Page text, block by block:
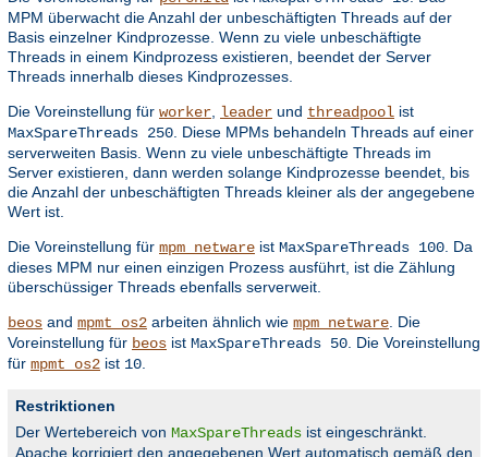
MPM überwacht die Anzahl der unbeschäftigten Threads auf der
Basis einzelner Kindprozesse. Wenn zu viele unbeschäftigte
Threads in einem Kindprozess existieren, beendet der Server
Threads innerhalb dieses Kindprozesses.
Die Voreinstellung für worker, leader und threadpool ist
MaxSpareThreads 250. Diese MPMs behandeln Threads auf einer
serverweiten Basis. Wenn zu viele unbeschäftigte Threads im
Server existieren, dann werden solange Kindprozesse beendet, bis
die Anzahl der unbeschäftigten Threads kleiner als der angegebene
Wert ist.
Die Voreinstellung für mpm_netware ist MaxSpareThreads 100. Da
dieses MPM nur einen einzigen Prozess ausführt, ist die Zählung
überschüssiger Threads ebenfalls serverweit.
beos and mpmt_os2 arbeiten ähnlich wie mpm_netware. Die
Voreinstellung für beos ist MaxSpareThreads 50. Die Voreinstellung
für mpmt_os2 ist 10.
Restriktionen
Der Wertebereich von MaxSpareThreads ist eingeschränkt.
Apache korrigiert den angegebenen Wert automatisch gemäß den